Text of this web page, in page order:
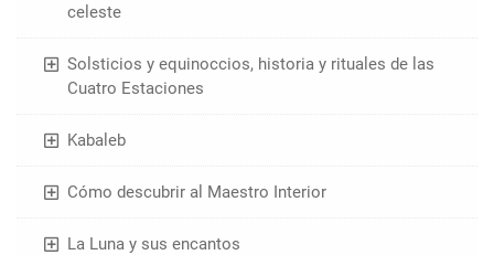
celeste
Solsticios y equinoccios, historia y rituales de las
Cuatro Estaciones
Kabaleb
Cómo descubrir al Maestro Interior
La Luna y sus encantos